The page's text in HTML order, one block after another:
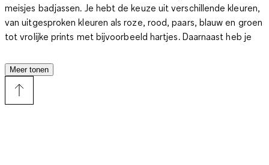
meisjes badjassen. Je hebt de keuze uit verschillende kleuren,
van uitgesproken kleuren als roze, rood, paars, blauw en groen
tot vrolijke prints met bijvoorbeeld hartjes. Daarnaast heb je
liever heeft. Kleding die in direct contact komt met de huid
moet voldoen aan strenge gezondheidsnormen.
uit badstof voor meisjes zijn gemaakt van niet-vervuilend
katoen en voldoen zo aan de hoge normen van verantwoorde
Meer tonen